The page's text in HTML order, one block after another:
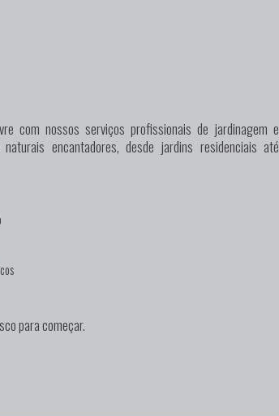
com nossos serviços profissionais de jardinagem e
encantadores, desde jardins residenciais até
para começar.